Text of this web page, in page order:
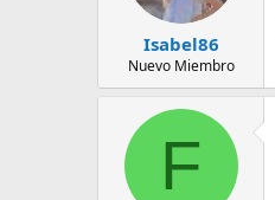
Isabel86
Nuevo Miembro
F